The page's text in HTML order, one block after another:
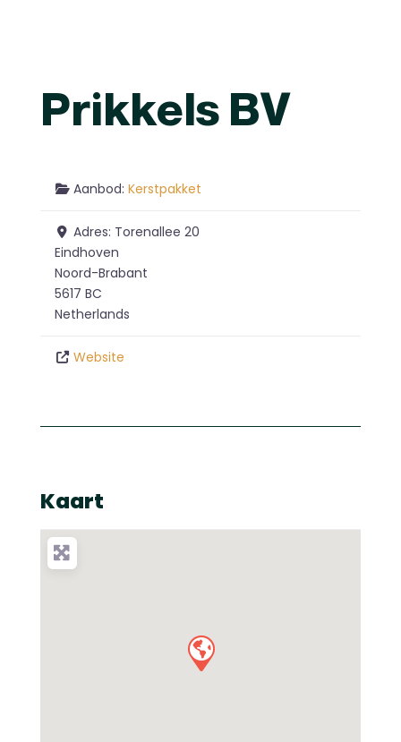
Prikkels BV
Aanbod:Kerstpakket
Adres: Torenallee 20
Eindhoven
Noord-Brabant
5617 BC
Netherlands
Website
Kaart